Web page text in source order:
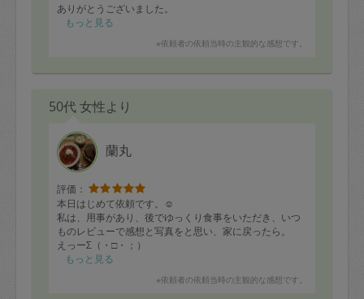
ありがとうございました。
もっと見る
※依頼者の依頼当時の主観的な感想です。
50代 女性より
蘭丸
評価：
本日はじめて依頼です。☺️
私は、用事があり、後でゆっくり食事をいただき、いつ
ものレビューで感想と写真をと思い、家に戻ったら。
えっーΣ（・□・；）
ほとんどに残ってない！
もっと見る
※依頼者の依頼当時の主観的な感想です。